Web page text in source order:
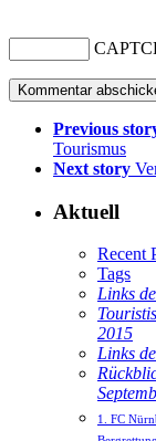
Previous
Tourismus
Next story
Aktuell
Recent
Tags
Links
2015
Links
1. FC